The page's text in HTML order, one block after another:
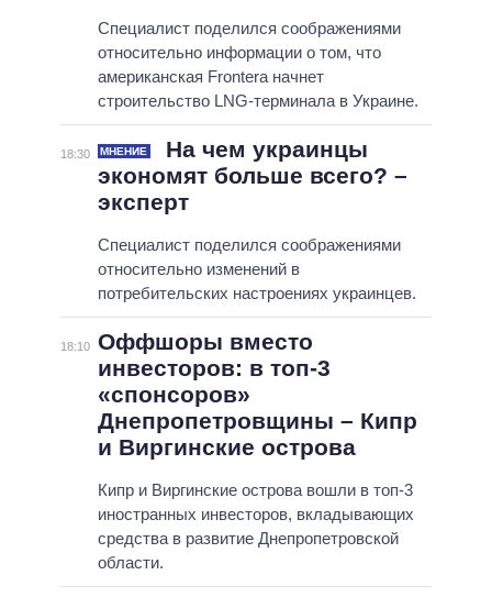
Специалист поделился соображениями
относительно информации о том, что
американская Frontera начнет
строительство LNG-терминала в Украине.
18:30 МНЕНИЕ
На чем украинцы
экономят больше всего? –
эксперт
Специалист поделился соображениями
относительно изменений в
потребительских настроениях украинцев.
18:10 Оффшоры вместо
инвесторов: в топ-3
«спонсоров»
Днепропетровщины – Кипр
и Виргинские острова
Кипр и Виргинские острова вошли в топ-3
иностранных инвесторов, вкладывающих
средства в развитие Днепропетровской
области.